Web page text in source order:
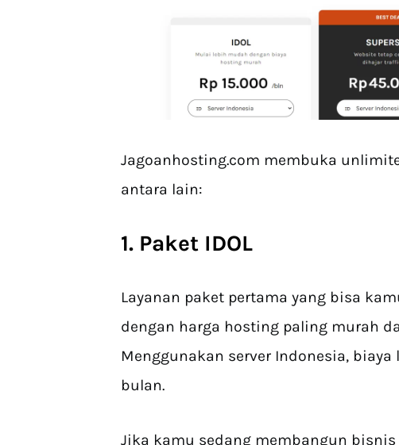
Jagoanhosting.com membuka
antara lain:
1. Paket IDOL
Layanan paket pertama yang bisa
dengan harga hosting paling murah
Menggunakan server Indonesia, biaya
bulan.
Jika kamu sedang membangun